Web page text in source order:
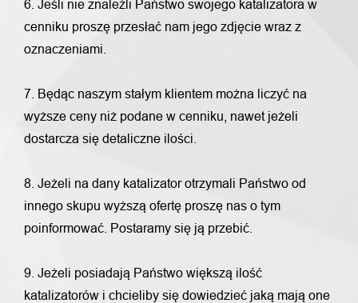
6. Jeśli nie znaleźli Państwo swojego katalizatora w
cenniku proszę przesłać nam jego zdjęcie wraz z
oznaczeniami.
7. Będąc naszym stałym klientem można liczyć na
wyższe ceny niż podane w cenniku, nawet jeżeli
dostarcza się detaliczne ilości.
8. Jeżeli na dany katalizator otrzymali Państwo od
innego skupu wyższą ofertę proszę nas o tym
poinformować. Postaramy się ją przebić.
9. Jeżeli posiadają Państwo większą ilość
katalizatorów i chcieliby się dowiedzieć jaką mają one